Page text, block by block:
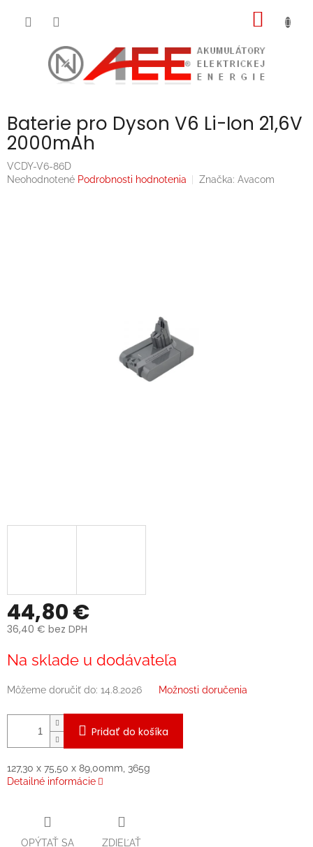
Baterie pro Dyson V6 Li-Ion 21,6V
2000mAh
VCDY-V6-86D
Priemerné
Neohodnotené Podrobnosti hodnotenia Značka: Avacom
44,80 €
36,40 € bez DPH
cena:
Na sklade u dodávateľa
Môžeme doručiť do: 14.8.2026 Možnosti doručenia
Pridať do košíka
127,30 x 75,50 x 89,00mm, 365g
Detailné informácie
OPÝTAŤ SA ZDIEĽAŤ